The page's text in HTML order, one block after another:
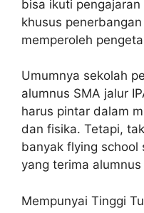
bisa ikuti
khusus
memperoleh
Umumnya sekolah
alumnus SMA jalur
harus pintar dalam
dan fisika. Tetapi,
banyak flying
yang terima alumnus
Mempunyai Tinggi